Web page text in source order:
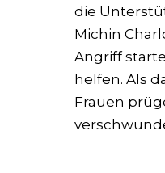
die
Michin
Angriff
helfen. Als
Frauen